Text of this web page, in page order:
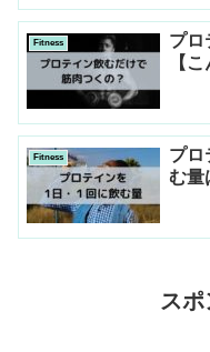
Fitness
プロ
【
Fitness
プロ
む量
ス